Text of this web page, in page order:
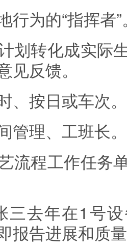
行为的“指挥者”
划转化成实际
见反馈。
、按日或车次。
管理、工班长。
流程工作任务
三去年在1号
报告进展和质